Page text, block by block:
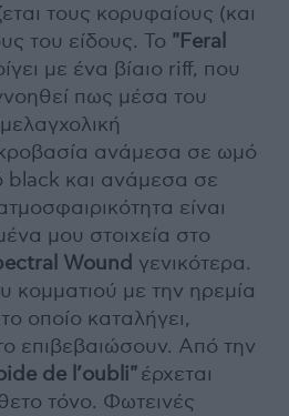
τους κορυφαίους (και
του είδους. Το "Feral
με ένα βίαιο riff, που
πως μέσα του
ανάμεσα σε ωμό
black και ανάμεσα σε
είναι
μου στοιχεία στο
Wound γενικότερα.
κομματιού με την ηρεμία
οποίο καταλήγει,
επιβεβαιώσουν. Από την
de l’oubli"έρχεται
τόνο. Φωτεινές